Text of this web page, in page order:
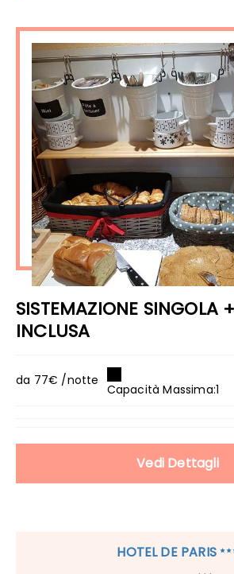
SISTEMAZIONE SINGOLA
INCLUSA
da 77€ /notte
Capacità Massima:1
Vedi Dettagli
HOTEL DE PARIS